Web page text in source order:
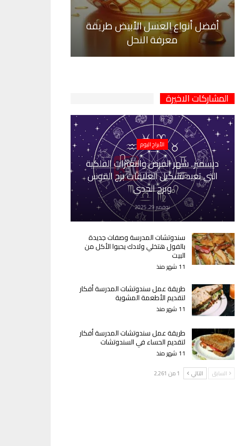
أفضل أنواع العسل الأبيض طريقة
معرفة النحل
المشاركات الاخيرة
الأبراج اليوم
ديسمبر.. شهر الفرص والتغيرات الفلكية
التي تعيد تشكيل العلاقات برج القوس
وبرج الجدي
نوفمبر 29, 2025
سندوتشات المدرسة وصفات جديدة
بالفول هتخلي ولادك يحبوا الأكل من
البيت
11 شهر منذ
طريقة عمل سندوتشات المدرسة أفكار
لتقديم الأطعمة المشوية
11 شهر منذ
طريقة عمل سندوتشات المدرسة أفكار
لتقديم الحساء في السندوتشات
11 شهر منذ
السابق التالي 1 من 2٬261